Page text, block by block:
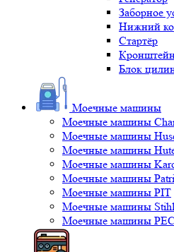
Заборное
Нижний
Стартёр
Блок
Моечные машины
Моечные машины
Моечные машины
Моечные машины
Моечные машины
Моечные машины
Моечные машины PIT
Моечные машины Stihl
Моечные машины